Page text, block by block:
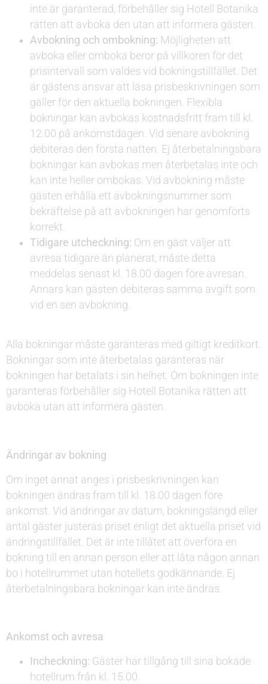
inte är garanterad, förbehåller sig Hotell Botanika
rätten att avboka den utan att informera gästen.
Avbokning och ombokning: Möjligheten att
avboka eller omboka beror på villkoren för det
prisintervall som valdes vid bokningstillfället. Det
är gästens ansvar att läsa prisbeskrivningen som
gäller för den aktuella bokningen. Flexibla
bokningar kan avbokas kostnadsfritt fram till kl.
12.00 på ankomstdagen. Vid senare avbokning
debiteras den första natten. Ej återbetalningsbara
bokningar kan avbokas men återbetalas inte och
kan inte heller ombokas. Vid avbokning måste
gästen erhålla ett avbokningsnummer som
bekräftelse på att avbokningen har genomförts
korrekt.
Tidigare utcheckning: Om en gäst väljer att
avresa tidigare än planerat, måste detta
meddelas senast kl. 18.00 dagen före avresan.
Annars kan gästen debiteras samma avgift som
vid en sen avbokning.
Alla bokningar måste garanteras med giltigt kreditkort.
Bokningar som inte återbetalas garanteras när
bokningen har betalats i sin helhet. Om bokningen inte
garanteras förbehåller sig Hotell Botanika rätten att
avboka utan att informera gästen.
Ändringar av bokning
Om inget annat anges i prisbeskrivningen kan
bokningen ändras fram till kl. 18.00 dagen före
ankomst. Vid ändringar av datum, bokningslängd eller
antal gäster justeras priset enligt det aktuella priset vid
ändringstillfället. Det är inte tillåtet att överföra en
bokning till en annan person eller att låta någon annan
bo i hotellrummet utan hotellets godkännande. Ej
återbetalningsbara bokningar kan inte ändras.
Ankomst och avresa
Incheckning: Gäster har tillgång till sina bokade
hotellrum från kl. 15.00.